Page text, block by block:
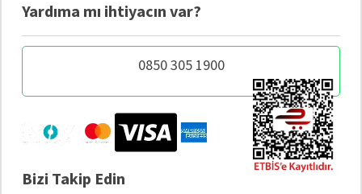
Yardıma mı ihtiyacın var?
0850 305 1900
Bizi Takip Edin